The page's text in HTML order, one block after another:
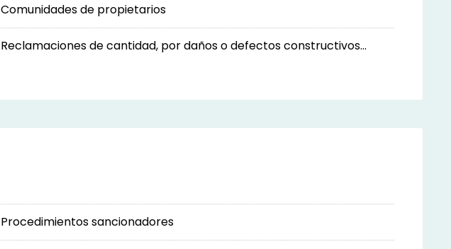
Comunidades de propietarios
Reclamaciones de cantidad, por daños o defectos constructivos...
Procedimientos sancionadores